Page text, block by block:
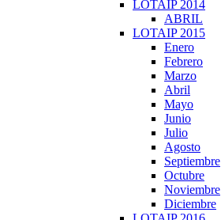
LOTAIP 2014
ABRIL
LOTAIP 2015
Enero
Febrero
Marzo
Abril
Mayo
Junio
Julio
Agosto
Septiembre
Octubre
Noviembre
Diciembre